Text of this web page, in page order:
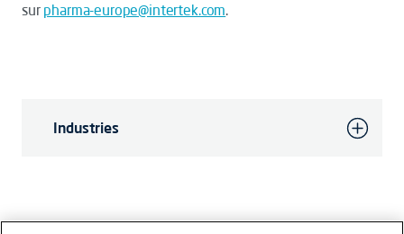
sur pharma-europe@intertek.com.
Industries